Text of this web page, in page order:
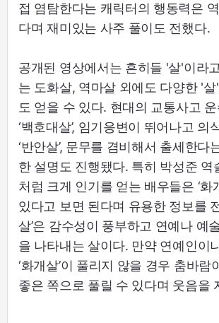
접 염탐한다는 캐릭터의 행동력은
다며 재미있는 사주 풀이도 전했다.
공개된 영상에서는 흔히들 '살'이라
는 도화살, 역마살 외에도 다양한 '
도 얻을 수 있다. 현대의 교통사고
‘백호대살’, 임기응변이 뛰어나고 의
‘반안살’, 문무를 겸비해서 출세한다
한 설명도 진행됐다. 특히 박성준 역
처럼 크게 인기를 얻는 배우들은 ‘화
있다고 보면 된다며 유용한 정보를
살’은 감수성이 풍부하고 연예나 예
을 나타내는 살이다. 만약 연예인이
‘화개살’이 풀리지 않을 경우 춤바람
좋은 쪽으로 풀릴 수 있다며 웃음을